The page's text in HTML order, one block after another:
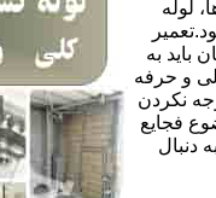
لوله
باید به
و حرفه
نکردن
فجایع
دنبال